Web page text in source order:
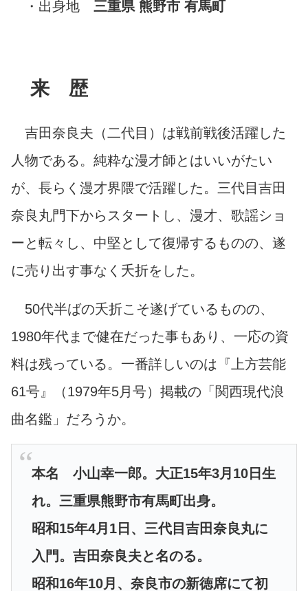
・出身地 三重県 熊野市 有馬町
来 歴
吉田奈良夫（二代目）は戦前戦後活躍した
人物である。純粋な漫才師とはいいがたい
が、長らく漫才界隈で活躍した。三代目吉田
奈良丸門下からスタートし、漫才、歌謡ショ
ーと転々し、中堅として復帰するものの、遂
に売り出す事なく夭折をした。
50代半ばの夭折こそ遂げているものの、
1980年代まで健在だった事もあり、一応の資
料は残っている。一番詳しいのは『上方芸能
61号』（1979年5月号）掲載の「関西現代浪
曲名鑑」だろうか。
本名 小山幸一郎。大正15年3月10日生
れ。三重県熊野市有馬町出身。
昭和15年4月1日、三代目吉田奈良丸に
入門。吉田奈良夫と名のる。
昭和16年10月、奈良市の新徳席にて初